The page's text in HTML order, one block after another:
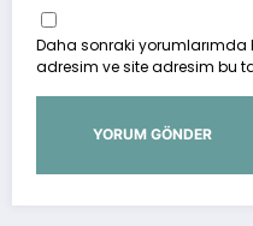
Daha sonraki yorumlarımda
adresim ve site adresim bu